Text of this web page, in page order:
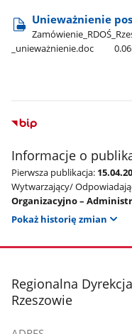
Unieważnienie
_unieważnienie.doc
Informacje o
Pierwsza publikacja:
Wytwarzający/
Organizacyjno –
Pokaż historię zmian
stopka
Regionalna
Rzeszowie